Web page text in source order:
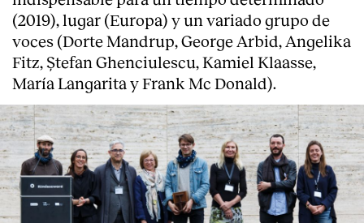
(2019), lugar (Europa) y un variado grupo de
voces (Dorte Mandrup, George Arbid, Angelika
Fitz, Ștefan Ghenciulescu, Kamiel Klaasse,
María Langarita y Frank Mc Donald).